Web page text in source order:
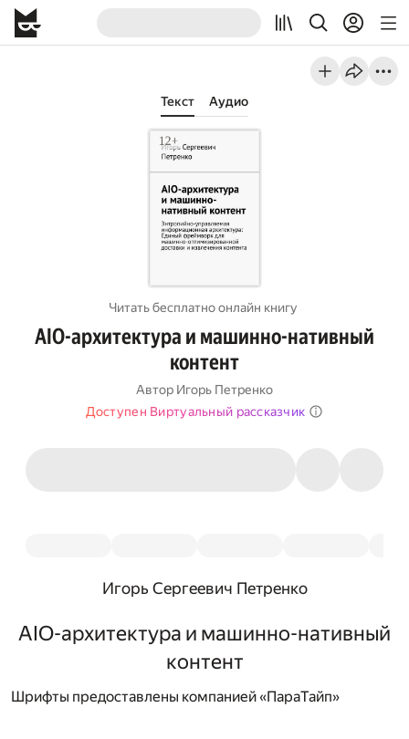
Текст Аудио
Читать бесплатно онлайн книгу
AIO-архитектура и машинно-нативный
контент
Автор Игорь Петренко
Доступен Виртуальный рассказчик
Игорь Сергеевич Петренко
AIO-архитектура и машинно-нативный
контент
Шрифты предоставлены компанией «ПараТайп»